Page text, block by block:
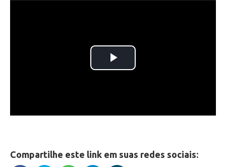
Compartilhe este link em suas redes sociais: